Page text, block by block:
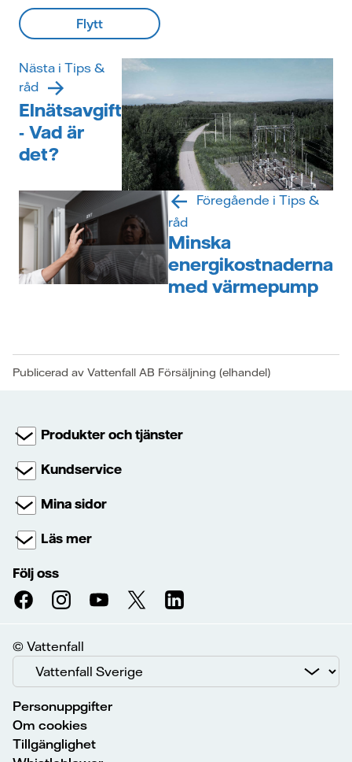
Flytt
Föregående i Tips &
råd
Minska
energikostnaderna
med värmepump
Nästa i Tips &
råd
Elnätsavgift
- Vad är
det?
Publicerad av Vattenfall AB Försäljning (elhandel)
Produkter och tjänster
Kundservice
Mina sidor
Läs mer
Följ oss
© Vattenfall
Personuppgifter
Om cookies
Tillgänglighet